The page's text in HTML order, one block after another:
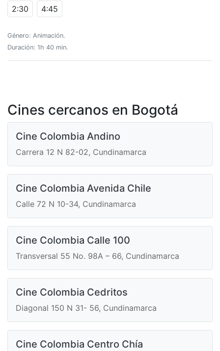
2:30
4:45
Género: Animación.
Duración: 1h 40 min.
Cines cercanos en Bogotá
Cine Colombia Andino
Carrera 12 N 82-02, Cundinamarca
Cine Colombia Avenida Chile
Calle 72 N 10-34, Cundinamarca
Cine Colombia Calle 100
Transversal 55 No. 98A – 66, Cundinamarca
Cine Colombia Cedritos
Diagonal 150 N 31- 56, Cundinamarca
Cine Colombia Centro Chía